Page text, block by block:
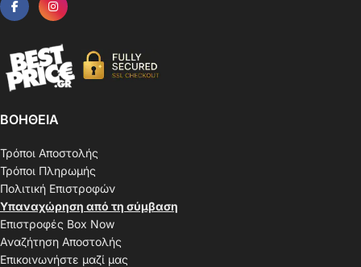
ΒΟΗΘΕΙΑ
Τρόποι Αποστολής
Τρόποι Πληρωμής
Πολιτική Επιστροφών
Υπαναχώρηση από τη σύμβαση
Επιστροφές Box Now
Αναζήτηση Αποστολής
Επικοινωνήστε μαζί μας